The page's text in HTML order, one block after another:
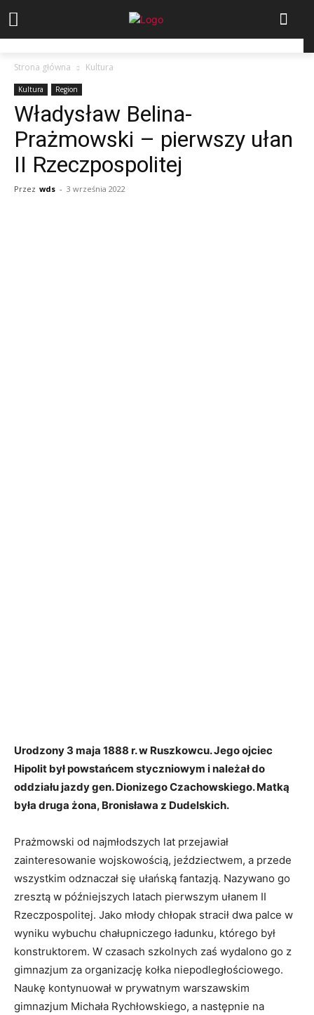
Strona główna Kultura
Kultura Region
Władysław Belina-
Prażmowski – pierwszy ułan
II Rzeczpospolitej
Przez wds - 3 września 2022
Urodzony 3 maja 1888 r. w Ruszkowcu. Jego ojciec
Hipolit był powstańcem styczniowym i należał do
oddziału jazdy gen. Dionizego Czachowskiego. Matką
była druga żona, Bronisława z Dudelskich.
Prażmowski od najmłodszych lat przejawiał
zainteresowanie wojskowością, jeździectwem, a przede
wszystkim odznaczał się ułańską fantazją. Nazywano go
zresztą w późniejszych latach pierwszym ułanem II
Rzeczpospolitej. Jako młody chłopak stracił dwa palce w
wyniku wybuchu chałupniczego ładunku, którego był
konstruktorem. W czasach szkolnych zaś wydalono go z
gimnazjum za organizację kołka niepodległościowego.
Naukę kontynuował w prywatnym warszawskim
gimnazjum Michała Rychłowskiego, a następnie na